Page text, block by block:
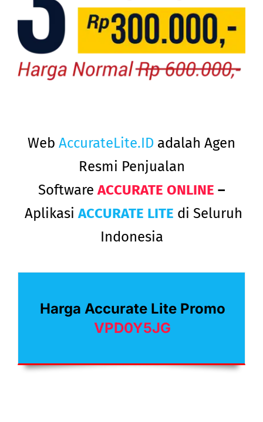
Web AccurateLite.ID adalah Agen
Resmi Penjualan
Software ACCURATE ONLINE –
AplikasiACCURATE LITE di Seluruh
Indonesia
Harga Accurate Lite Promo
VPD0Y5JG